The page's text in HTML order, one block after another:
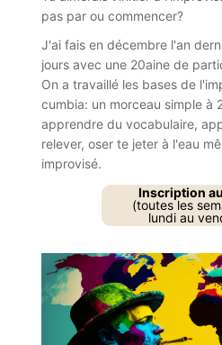
pas par ou commencer?
J'ai fais en décembre l'an
jours avec une 20aine de
On a travaillé les bases de
cumbia: un morceau simple à
apprendre du vocabulaire,
relever, oser te jeter à l'eau
improvisé.
Inscription
(toutes les
lundi au